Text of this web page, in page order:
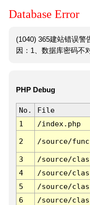
Database Error
(1040) 365建站错误警
因：1、数据库密码不
PHP Debug
No. File
1
/index.php
2 /source/
3 /source/
4
/source/
5
/source/
6
/source/